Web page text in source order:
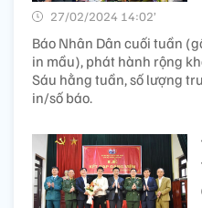
27/02/2024 14:02’
Báo Nhân Dân cuối tuần
in mầu), phát hành rộng
Sáu hằng tuần, số lượng
in/số báo.